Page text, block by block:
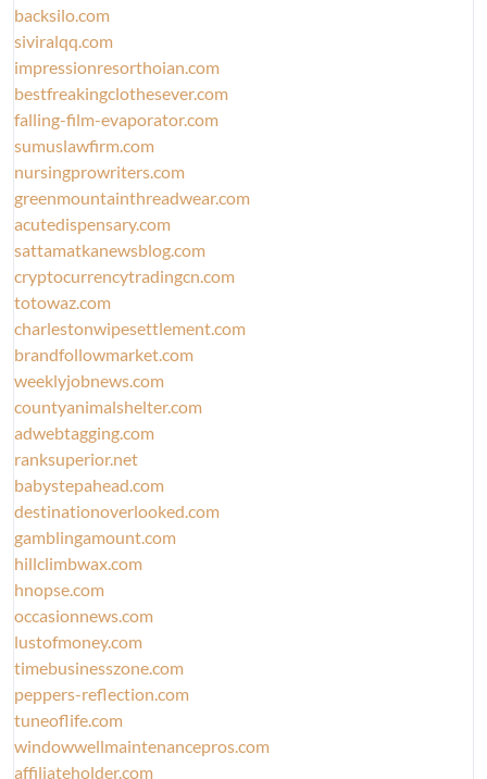
backsilo.com
siviralqq.com
impressionresorthoian.com
bestfreakingclothesever.com
falling-film-evaporator.com
sumuslawfirm.com
nursingprowriters.com
greenmountainthreadwear.com
acutedispensary.com
sattamatkanewsblog.com
cryptocurrencytradingcn.com
totowaz.com
charlestonwipesettlement.com
brandfollowmarket.com
weeklyjobnews.com
countyanimalshelter.com
adwebtagging.com
ranksuperior.net
babystepahead.com
destinationoverlooked.com
gamblingamount.com
hillclimbwax.com
hnopse.com
occasionnews.com
lustofmoney.com
timebusinesszone.com
peppers-reflection.com
tuneoflife.com
windowwellmaintenancepros.com
affiliateholder.com